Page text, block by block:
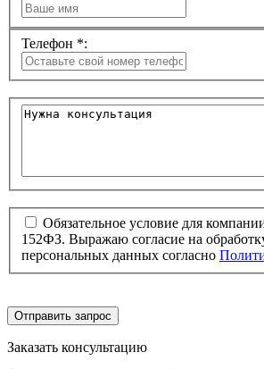
Телефон *:
Обязательное условие для
152ФЗ. Выражаю согласие на
персональных данных согласно
Отправить запрос
Заказать консультацию